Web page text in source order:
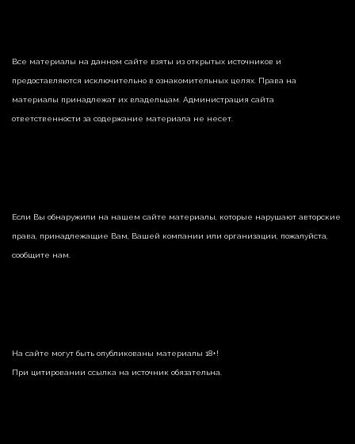
Все материалы на данном сайте взяты из открытых источников и
предоставляются исключительно в ознакомительных целях. Права на
материалы принадлежат их владельцам. Администрация сайта
ответственности за содержание материала не несет.
Если Вы обнаружили на нашем сайте материалы, которые нарушают авторские
права, принадлежащие Вам, Вашей компании или организации, пожалуйста,
сообщите нам.
На сайте могут быть опубликованы материалы 18+!
При цитировании ссылка на источник обязательна.